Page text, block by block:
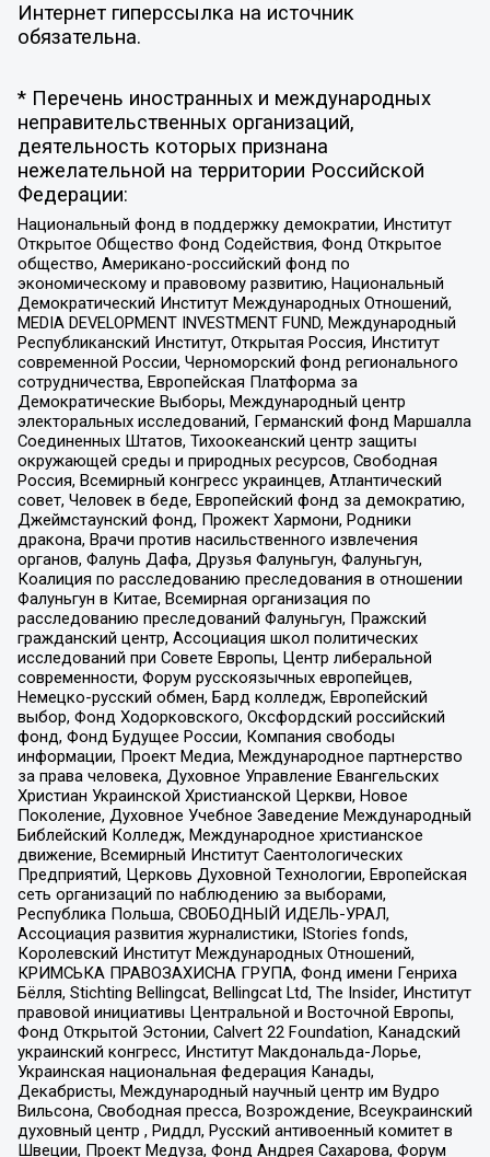
Интернет гиперссылка на источник
обязательна.
* Перечень иностранных и международных
неправительственных организаций,
деятельность которых признана
нежелательной на территории Российской
Федерации:
Национальный фонд в поддержку демократии, Институт
Открытое Общество Фонд Содействия, Фонд Открытое
общество, Американо-российский фонд по
экономическому и правовому развитию, Национальный
Демократический Институт Международных Отношений,
MEDIA DEVELOPMENT INVESTMENT FUND, Международный
Республиканский Институт, Открытая Россия, Институт
современной России, Черноморский фонд регионального
сотрудничества, Европейская Платформа за
Демократические Выборы, Международный центр
электоральных исследований, Германский фонд Маршалла
Соединенных Штатов, Тихоокеанский центр защиты
окружающей среды и природных ресурсов, Свободная
Россия, Всемирный конгресс украинцев, Атлантический
совет, Человек в беде, Европейский фонд за демократию,
Джеймстаунский фонд, Прожект Хармони, Родники
дракона, Врачи против насильственного извлечения
органов, Фалунь Дафа, Друзья Фалуньгун, Фалуньгун,
Коалиция по расследованию преследования в отношении
Фалуньгун в Китае, Всемирная организация по
расследованию преследований Фалуньгун, Пражский
гражданский центр, Ассоциация школ политических
исследований при Совете Европы, Центр либеральной
современности, Форум русскоязычных европейцев,
Немецко-русский обмен, Бард колледж, Европейский
выбор, Фонд Ходорковского, Оксфордский российский
фонд, Фонд Будущее России, Компания свободы
информации, Проект Медиа, Международное партнерство
за права человека, Духовное Управление Евангельских
Христиан Украинской Христианской Церкви, Новое
Поколение, Духовное Учебное Заведение Международный
Библейский Колледж, Международное христианское
движение, Всемирный Институт Саентологических
Предприятий, Церковь Духовной Технологии, Европейская
сеть организаций по наблюдению за выборами,
Республика Польша, СВОБОДНЫЙ ИДЕЛЬ-УРАЛ,
Ассоциация развития журналистики, IStories fonds,
Королевский Институт Международных Отношений,
КРИМСЬКА ПРАВОЗАХИСНА ГРУПА, Фонд имени Генриха
Бёлля, Stichting Bellingcat, Bellingcat Ltd, The Insider, Институт
правовой инициативы Центральной и Восточной Европы,
Фонд Открытой Эстонии, Calvert 22 Foundation, Канадский
украинский конгресс, Институт Макдональда-Лорье,
Украинская национальная федерация Канады,
Декабристы, Международный научный центр им Вудро
Вильсона, Свободная пресса, Возрождение, Всеукраинский
духовный центр , Риддл, Русский антивоенный комитет в
Швеции, Проект Медуза, Фонд Андрея Сахарова, Форум